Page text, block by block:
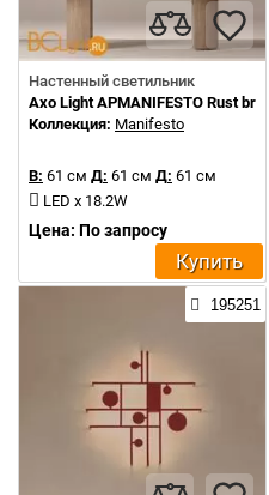
Настенный светильник
Axo Light APMANIFESTO Rust
Коллекция: Manifesto
В: 61 см Д: 61 см Д: 61 см
LED x 18.2W
Цена: По запросу
Купить
195251